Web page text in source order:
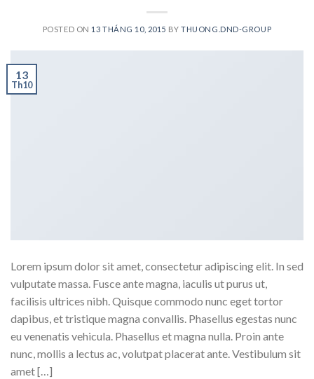
POSTED ON 13 THÁNG 10, 2015 BYTHUONG.DND-GROUP
13
Th10
Lorem ipsum dolor sit amet, consectetur adipiscing elit. In sed
vulputate massa. Fusce ante magna, iaculis ut purus ut,
facilisis ultrices nibh. Quisque commodo nunc eget tortor
dapibus, et tristique magna convallis. Phasellus egestas nunc
eu venenatis vehicula. Phasellus et magna nulla. Proin ante
nunc, mollis a lectus ac, volutpat placerat ante. Vestibulum sit
amet […]